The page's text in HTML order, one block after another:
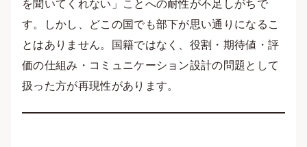
を聞いてくれない」ことへの耐性が不足しがちで
す。しかし、どこの国でも部下が思い通りになるこ
とはありません。国籍ではなく、役割・期待値・評
価の仕組み・コミュニケーション設計の問題として
扱った方が再現性があります。